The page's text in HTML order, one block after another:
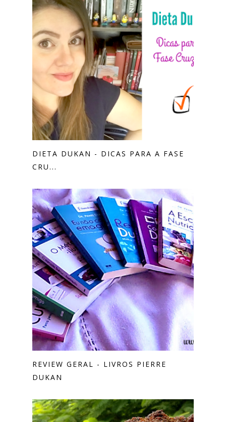
DIETA DUKAN - DICAS PARA A FASE
CRU...
REVIEW GERAL - LIVROS PIERRE
DUKAN